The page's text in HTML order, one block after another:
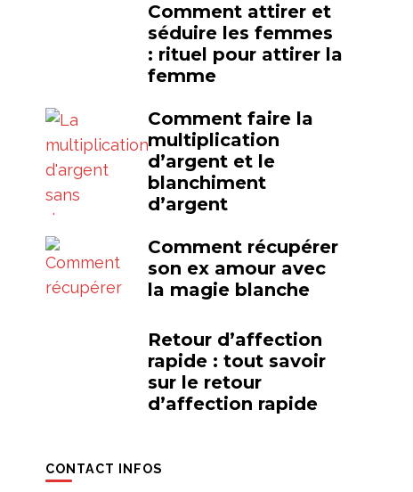
Comment attirer et
séduire les femmes
: rituel pour attirer la
femme
Comment faire la
multiplication
d’argent et le
blanchiment
d’argent
Comment récupérer
son ex amour avec
la magie blanche
Retour d’affection
rapide : tout savoir
sur le retour
d’affection rapide
CONTACT INFOS